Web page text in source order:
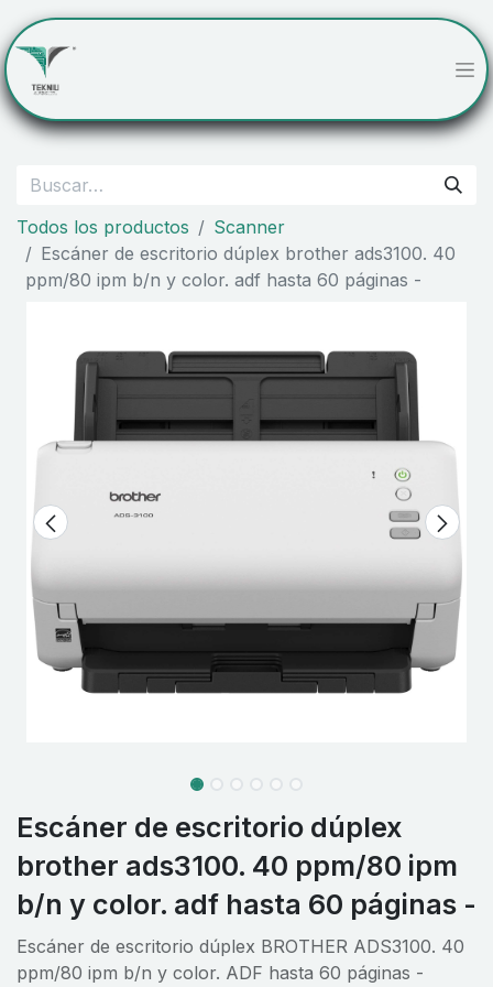
Todos los productos
Scanner
Escáner de escritorio dúplex brother ads3100. 40
ppm/80 ipm b/n y color. adf hasta 60 páginas -
Escáner de escritorio dúplex
brother ads3100. 40 ppm/80 ipm
b/n y color. adf hasta 60 páginas -
Escáner de escritorio dúplex BROTHER ADS3100. 40
ppm/80 ipm b/n y color. ADF hasta 60 páginas -